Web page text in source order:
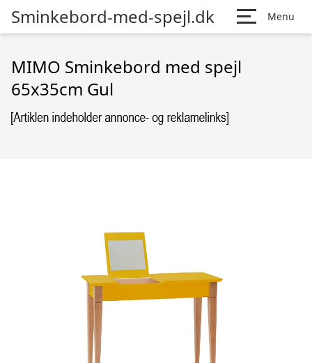
Sminkebord-med-spejl.dk Menu
MIMO Sminkebord med spejl
65x35cm Gul